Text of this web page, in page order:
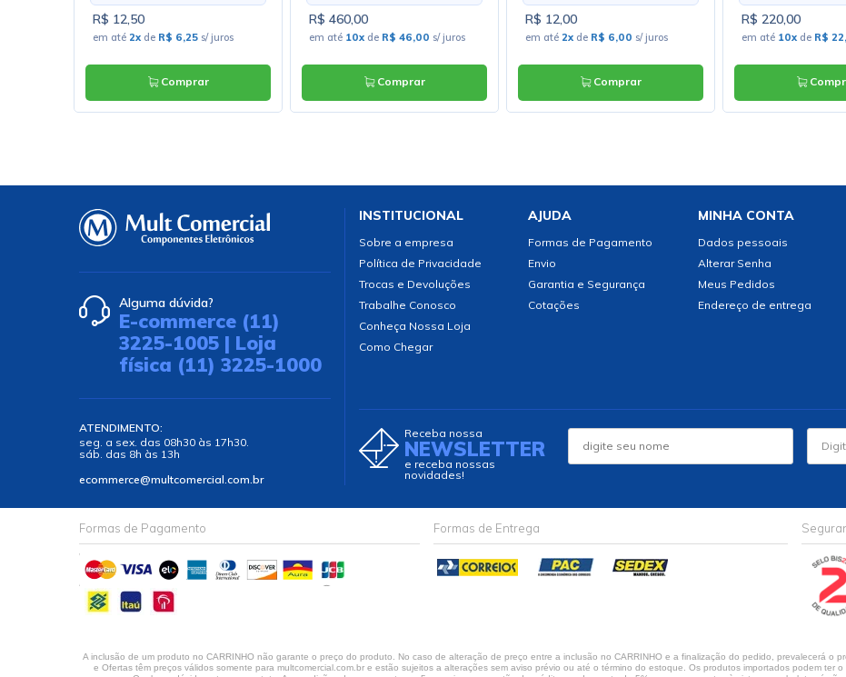
R$ 12,50
em até 2xde R$ 6,25s/ juros
Comprar
R$ 460,00
em até 10xde R$ 46,00 s/ juros
Comprar
R$ 12,00
em até 2xde R$ 6,00 s/ juros
Comprar
R$ 220,00
em até 10xde R$
Alguma dúvida?
E-commerce (11)
3225-1005 | Loja
física (11) 3225-1000
ATENDIMENTO:
seg. a sex. das 08h30 às 17h30.
sáb. das 8h às 13h
ecommerce@multcomercial.com.br
INSTITUCIONAL
Sobre a empresa
Política de Privacidade
Trocas e Devoluções
Trabalhe Conosco
Conheça Nossa Loja
Como Chegar
AJUDA
Formas de Pagamento
Envio
Garantia e Segurança
Cotações
MINHA CONTA
Dados pessoais
Alterar Senha
Meus Pedidos
Endereço de entrega
Receba nossa
NEWSLETTER
e receba nossas
novidades!
Formas de Pagamento Formas de Entrega
A inclusão de um produto no CARRINHO não garante o preço do produto. No caso de alteração de preço entre a inclusão no CARRINHO e a finalização do pedido, prevalecerá o
e Ofertas têm preços válidos somente para multcomercial.com.br e estão sujeitos a alterações sem aviso prévio ou até o término do estoque. Os produtos importados podem ter